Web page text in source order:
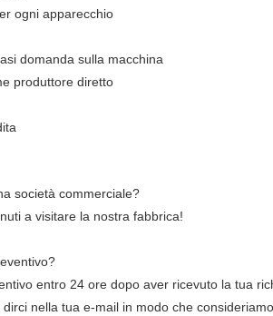
ogni apparecchio
domanda sulla macchina
produttore diretto
società commerciale?
a visitare la nostra fabbrica!
entro 24 ore dopo aver ricevuto la tua
nella tua e-mail in modo che